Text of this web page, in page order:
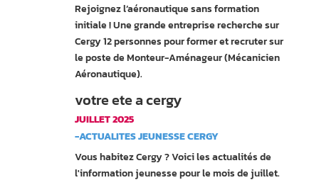
Rejoignez l’aéronautique sans formation
initiale ! Une grande entreprise recherche sur
Cergy 12 personnes pour former et recruter sur
le poste de Monteur-Aménageur (Mécanicien
Aéronautique).
votre ete a cergy
JUILLET 2025
-ACTUALITES JEUNESSE CERGY
Vous habitez Cergy ? Voici les actualités de
l'information jeunesse pour le mois de juillet.